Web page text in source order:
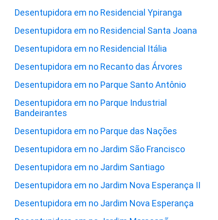
Desentupidora em no Residencial Ypiranga
Desentupidora em no Residencial Santa Joana
Desentupidora em no Residencial Itália
Desentupidora em no Recanto das Árvores
Desentupidora em no Parque Santo Antônio
Desentupidora em no Parque Industrial
Bandeirantes
Desentupidora em no Parque das Nações
Desentupidora em no Jardim São Francisco
Desentupidora em no Jardim Santiago
Desentupidora em no Jardim Nova Esperança II
Desentupidora em no Jardim Nova Esperança